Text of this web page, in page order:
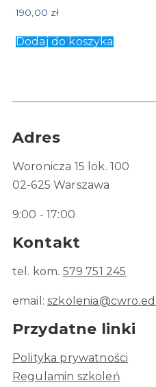
190,00 zł
Dodaj do koszyka
Adres
Woronicza 15 lok. 100
02-625 Warszawa
9:00 - 17:00
Kontakt
tel. kom. 579 751 245
email:
Przydatne linki
Polityka prywatności
Regulamin szkoleń